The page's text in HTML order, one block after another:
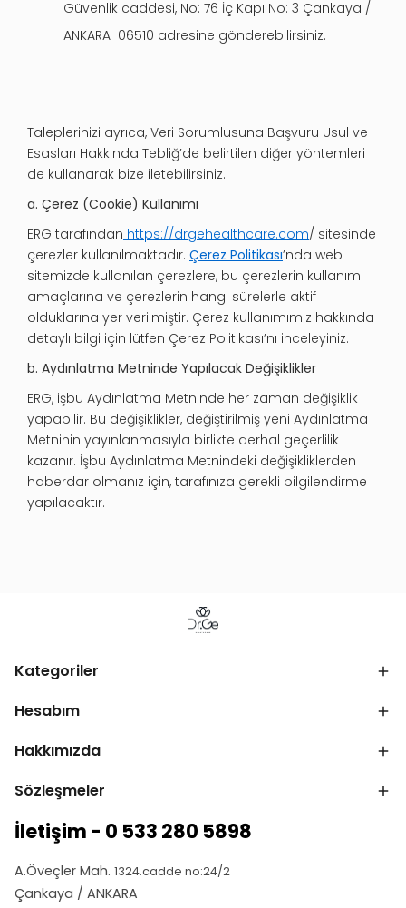
Güvenlik caddesi, No: 76 İç Kapı No: 3 Çankaya /
ANKARA 06510 adresine gönderebilirsiniz.
Taleplerinizi ayrıca, Veri Sorumlusuna Başvuru Usul ve
Esasları Hakkında Tebliğ’de belirtilen diğer yöntemleri
de kullanarak bize iletebilirsiniz.
a. Çerez (Cookie) Kullanımı
ERG tarafından https://drgehealthcare.com/ sitesinde
çerezler kullanılmaktadır. Çerez Politikası’nda web
sitemizde kullanılan çerezlere, bu çerezlerin kullanım
amaçlarına ve çerezlerin hangi sürelerle aktif
olduklarına yer verilmiştir. Çerez kullanımımız hakkında
detaylı bilgi için lütfen Çerez Politikası’nı inceleyiniz.
b. Aydınlatma Metninde Yapılacak Değişiklikler
ERG, işbu Aydınlatma Metninde her zaman değişiklik
yapabilir. Bu değişiklikler, değiştirilmiş yeni Aydınlatma
Metninin yayınlanmasıyla birlikte derhal geçerlilik
kazanır. İşbu Aydınlatma Metnindeki değişikliklerden
haberdar olmanız için, tarafınıza gerekli bilgilendirme
yapılacaktır.
Kategoriler
Hesabım
Hakkımızda
Sözleşmeler
İletişim - 0 533 280 5898
A.Öveçler Mah. 1324.cadde no:24/2
Çankaya / ANKARA